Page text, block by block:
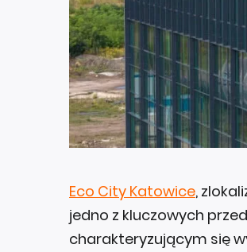
Eco City Katowice,
jedno z kluczowych
charakteryzującym się